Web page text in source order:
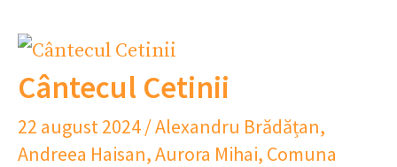
Cântecul Cetinii
22 august 2024/Alexandru Brădățan,
Andreea Haisan,Aurora Mihai, Comuna